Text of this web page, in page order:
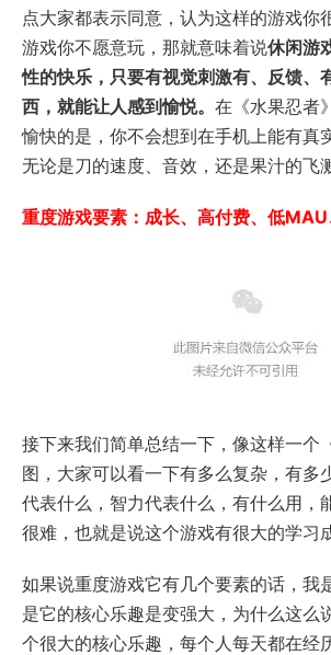
点大家都表示同意，认为这样的游戏你
游戏你不愿意玩，那就意味着说休闲游
性的快乐，只要有视觉刺激有、反馈、
西，就能让人感到愉悦。 在《水果忍者
愉快的是，你不会想到在手机上能有真
无论是刀的速度、音效，还是果汁的飞溅
重度游戏要素：成长、高付费、低
接下来我们简单总结一下，像这样一个
图，大家可以看一下有多么复杂，有多
代表什么，智力代表什么，有什么用，
很难，也就是说这个游戏有很大的学习
如果说重度游戏它有几个要素的话，我
是它的核心乐趣是变强大，为什么这么
个很大的核心乐趣，每个人每天都在经